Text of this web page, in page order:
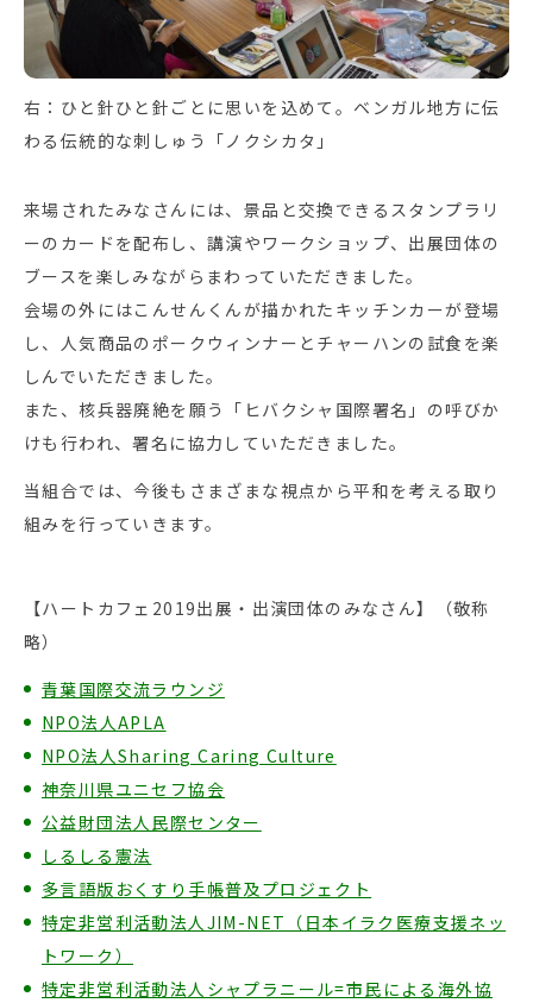
右：ひと針ひと針ごとに思いを込めて。ベンガル地方に伝
わる伝統的な刺しゅう「ノクシカタ」
来場されたみなさんには、景品と交換できるスタンプラリ
ーのカードを配布し、講演やワークショップ、出展団体の
ブースを楽しみながらまわっていただきました。
会場の外にはこんせんくんが描かれたキッチンカーが登場
し、人気商品のポークウィンナーとチャーハンの試食を楽
しんでいただきました。
また、核兵器廃絶を願う「ヒバクシャ国際署名」の呼びか
けも行われ、署名に協力していただきました。
当組合では、今後もさまざまな視点から平和を考える取り
組みを行っていきます。
【ハートカフェ2019出展・出演団体のみなさん】（敬称
略）
青葉国際交流ラウンジ
NPO法人APLA
NPO法人Sharing Caring Culture
神奈川県ユニセフ協会
公益財団法人民際センター
しるしる憲法
多言語版おくすり手帳普及プロジェクト
特定非営利活動法人JIM-NET（日本イラク医療支援ネッ
トワーク）
特定非営利活動法人シャプラニール=市民による海外協